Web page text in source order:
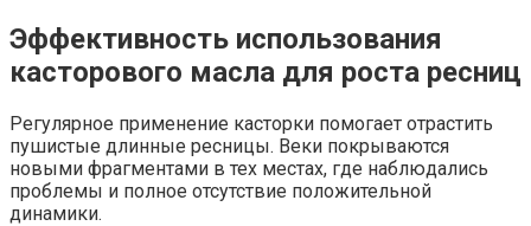
Эффективность использования
касторового масла для роста ресниц
Регулярное применение касторки помогает отрастить
пушистые длинные ресницы. Веки покрываются
новыми фрагментами в тех местах, где наблюдались
проблемы и полное отсутствие положительной
динамики.